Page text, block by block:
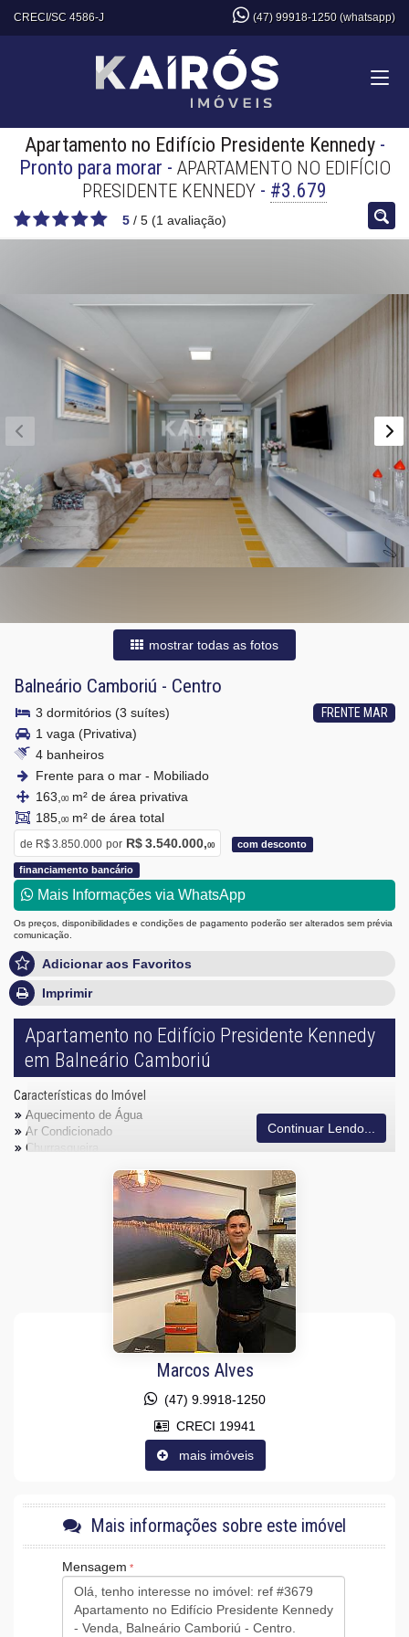
CRECI/SC 4586-J (47) 99918-1250 (whatsapp)
Apartamento no Edifício Presidente Kennedy-
Pronto para morar - APARTAMENTO NO EDIFÍCIO
PRESIDENTE KENNEDY - #3.679
5 / 5 (1 avaliação)
mostrar todas as fotos
Balneário Camboriú - Centro
FRENTE MAR
3 dormitórios (3 suítes)
1 vaga (Privativa)
4 banheiros
Frente para o mar - Mobiliado
163, 00m² de área privativa
185, 00m² de área total
de R$ 3.850.000 por R$ 3.540.000,00 com desconto
financiamento bancário
Mais Informações via WhatsApp
Os preços, disponibilidades e condições de pagamento poderão ser alterados sem prévia
comunicação.
Adicionar aos Favoritos
Imprimir
Apartamento no Edifício Presidente Kennedy
em Balneário Camboriú
Características do Imóvel
Aquecimento de Água
Ar Condicionado
Churrasqueira
Infra para Ar Split
Móveis Planejados
Sacada / Varanda
Características do Empreendimento
Medidores Individuais
Portão Eletrônico
Automação Predial
Gás Central
Entrada para Banhistas
Box de Praia
Continuar Lendo...
Marcos Alves
(47) 9.9918-1250
CRECI 19941
mais imóveis
Mais informações sobre este imóvel
Mensagem